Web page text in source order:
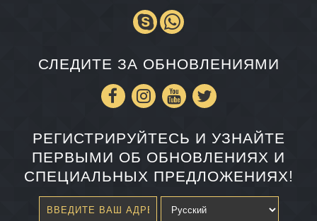
СЛЕДИТЕ ЗА ОБНОВЛЕНИЯМИ
РЕГИСТРИРУЙТЕСЬ И УЗНАЙТЕ
ПЕРВЫМИ ОБ ОБНОВЛЕНИЯХ И
СПЕЦИАЛЬНЫХ ПРЕДЛОЖЕНИЯХ!